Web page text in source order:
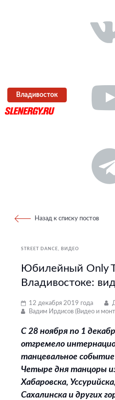
Владивосток
Назад к списку постов
STREET DANCE ВИДЕО
Юбилейный Only
Владивостоке:
12 декабря 2019 года
Вадим Ирдисов (Видео и
C 28 ноября по 1
отгремело
танцевальное событие
Четыре дня танцоры
Хабаровска,
Сахалинска и других